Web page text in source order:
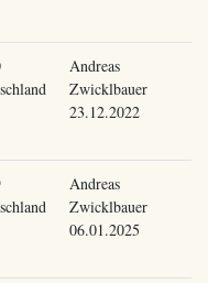
Andreas
Zwicklbauer
23.12.2022
Andreas
Zwicklbauer
06.01.2025